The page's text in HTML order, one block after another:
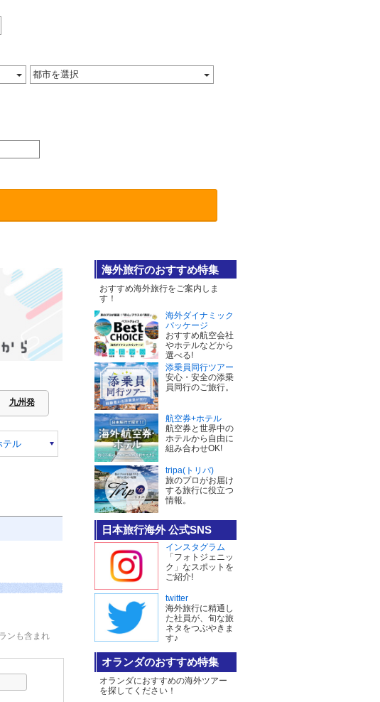
都市を選択
九州発
テル
ンも含まれ
海外旅行のおすすめ特集
おすすめ海外旅行をご案内しま
す！
海外ダイナミック
パッケージ
おすすめ航空会社
やホテルなどから
選べる!
添乗員同行ツアー
安心・安全の添乗
員同行のご旅行。
航空券+ホテル
航空券と世界中の
ホテルから自由に
組み合わせOK!
tripa(トリパ)
旅のプロがお届け
する旅行に役立つ
情報。
日本旅行海外 公式SNS
インスタグラム
「フォトジェニッ
ク」なスポットを
ご紹介!
twitter
海外旅行に精通し
た社員が、旬な旅
ネタをつぶやきま
す♪
オランダのおすすめ特集
オランダにおすすめの海外ツアー
を探してください！